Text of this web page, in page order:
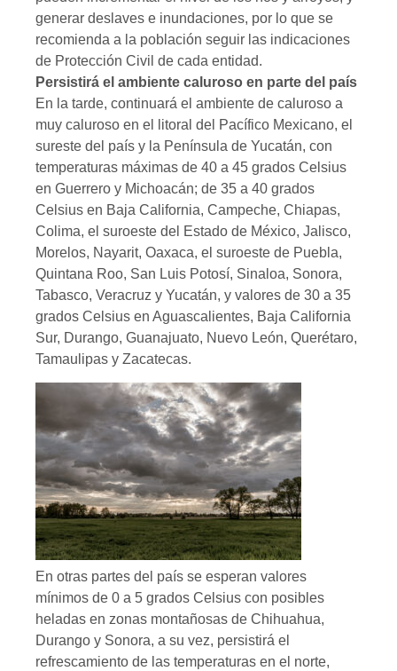
generar deslaves e inundaciones, por lo que se
recomienda a la población seguir las indicaciones
de Protección Civil de cada entidad.
Persistirá el ambiente caluroso en parte del país
En la tarde, continuará el ambiente de caluroso a
muy caluroso en el litoral del Pacífico Mexicano, el
sureste del país y la Península de Yucatán, con
temperaturas máximas de 40 a 45 grados Celsius
en Guerrero y Michoacán; de 35 a 40 grados
Celsius en Baja California, Campeche, Chiapas,
Colima, el suroeste del Estado de México, Jalisco,
Morelos, Nayarit, Oaxaca, el suroeste de Puebla,
Quintana Roo, San Luis Potosí, Sinaloa, Sonora,
Tabasco, Veracruz y Yucatán, y valores de 30 a 35
grados Celsius en Aguascalientes, Baja California
Sur, Durango, Guanajuato, Nuevo León, Querétaro,
Tamaulipas y Zacatecas.
En otras partes del país se esperan valores
mínimos de 0 a 5 grados Celsius con posibles
heladas en zonas montañosas de Chihuahua,
Durango y Sonora, a su vez, persistirá el
refrescamiento de las temperaturas en el norte,